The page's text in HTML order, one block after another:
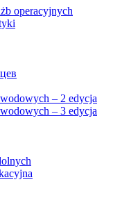
operacyjnych
– 2 edycja
– 3 edycja